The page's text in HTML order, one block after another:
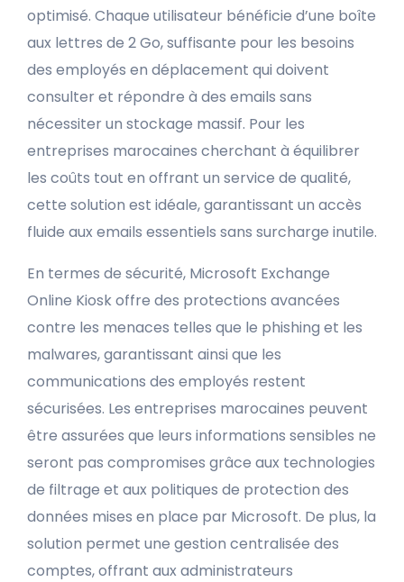
optimisé. Chaque utilisateur bénéficie d’une boîte
aux lettres de 2 Go, suffisante pour les besoins
des employés en déplacement qui doivent
consulter et répondre à des emails sans
nécessiter un stockage massif. Pour les
entreprises marocaines cherchant à équilibrer
les coûts tout en offrant un service de qualité,
cette solution est idéale, garantissant un accès
fluide aux emails essentiels sans surcharge inutile.
En termes de sécurité, Microsoft Exchange
Online Kiosk offre des protections avancées
contre les menaces telles que le phishing et les
malwares, garantissant ainsi que les
communications des employés restent
sécurisées. Les entreprises marocaines peuvent
être assurées que leurs informations sensibles ne
seront pas compromises grâce aux technologies
de filtrage et aux politiques de protection des
données mises en place par Microsoft. De plus, la
solution permet une gestion centralisée des
comptes, offrant aux administrateurs